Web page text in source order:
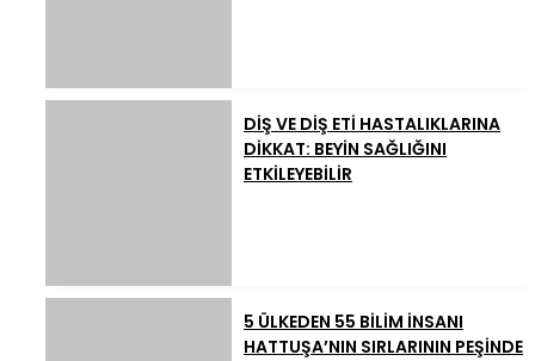
DİŞ VE DİŞ ETİ HASTALIKLARINA
DİKKAT: BEYİN SAĞLIĞINI
ETKİLEYEBİLİR
5 ÜLKEDEN 55 BİLİM İNSANI
HATTUŞA’NIN SIRLARININ PEŞİNDE